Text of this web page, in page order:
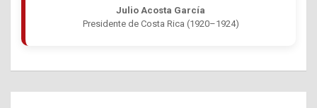
Julio Acosta García
Presidente de Costa Rica (1920–1924)